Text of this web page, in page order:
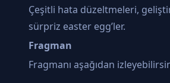
Çeşitli hata düzeltmeleri,
sürpriz easter egg’ler.
Fragman
Fragmanı aşağıdan